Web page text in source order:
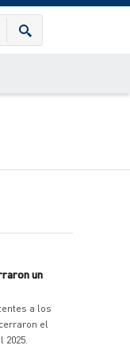
un
a los
el
2025.